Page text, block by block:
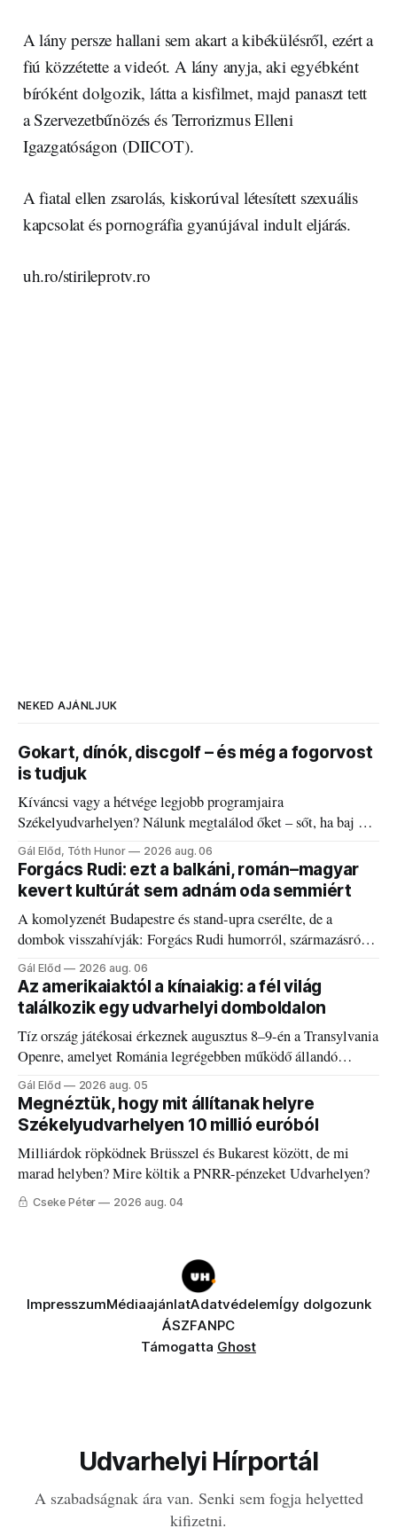
A lány persze hallani sem akart a kibékülésről, ezért a
fiú közzétette a videót. A lány anyja, aki egyébként
bíróként dolgozik, látta a kisfilmet, majd panaszt tett
a Szervezetbűnözés és Terrorizmus Elleni
Igazgatóságon (DIICOT).
A fiatal ellen zsarolás, kiskorúval létesített szexuális
kapcsolat és pornográfia gyanújával indult eljárás.
uh.ro/stirileprotv.ro
NEKED AJÁNLJUK
Gokart, dínók, discgolf – és még a fogorvost
is tudjuk
Kíváncsi vagy a hétvége legjobb programjaira
Székelyudvarhelyen? Nálunk megtalálod őket – sőt, ha baj van
a fogaddal, a fogorvosi ügyeletet is!
Gál Előd, Tóth Hunor 2026 aug. 06
Forgács Rudi: ezt a balkáni, román–magyar
kevert kultúrát sem adnám oda semmiért
A komolyzenét Budapestre és stand-upra cserélte, de a
dombok visszahívják: Forgács Rudi humorról, származásról
és határokról.
Gál Előd 2026 aug. 06
Az amerikaiaktól a kínaiakig: a fél világ
találkozik egy udvarhelyi domboldalon
Tíz ország játékosai érkeznek augusztus 8–9-én a Transylvania
Openre, amelyet Románia legrégebben működő állandó
discgolfpályáján rendeznek meg.
Gál Előd 2026 aug. 05
Megnéztük, hogy mit állítanak helyre
Székelyudvarhelyen 10 millió euróból
Milliárdok röpködnek Brüsszel és Bukarest között, de mi
marad helyben? Mire költik a PNRR-pénzeket Udvarhelyen?
Cseke Péter 2026 aug. 04
ImpresszumMédiaajánlatAdatvédelemÍgy dolgozunk
ÁSZFANPC
Támogatta Ghost
Udvarhelyi Hírportál
A szabadságnak ára van. Senki sem fogja helyetted
kifizetni.